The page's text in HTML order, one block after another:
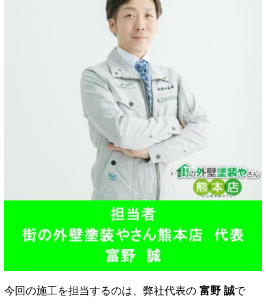
今回の施工を担当するのは、弊社代表の 富野 誠で